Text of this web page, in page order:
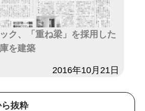
ク、「重ね梁」を採用した
を建築
2016年10月21日
抜粋